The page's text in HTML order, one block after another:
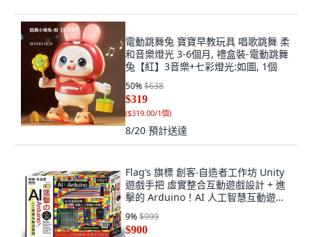
電動跳舞兔 寶寶早教玩具 唱歌跳舞 柔
和音樂燈光 3-6個月, 禮盒裝-電動跳舞
兔【紅】3音樂+七彩燈光:如圖, 1個
50%$638
$319
($319.00/1個)
8/20 預計送達
Flag’s 旗標 創客‧自造者工作坊 Unity
遊戲手把 虛實整合互動遊戲設計 + 進
擊的 Arduino！AI 人工智慧互動遊戲
機, 1個, 進擊的 Arduino！
9%$999
$900